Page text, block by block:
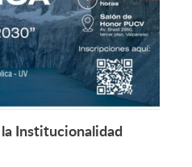
Leer más +
Institucionalidad